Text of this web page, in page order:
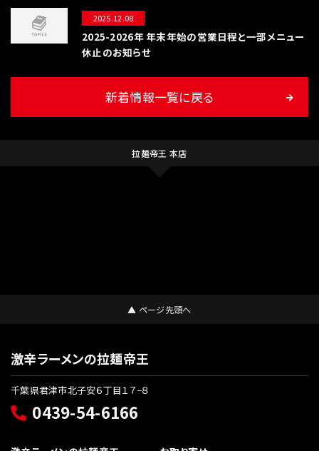
2025.12.08
2025-2026年 年末年始の営業日程と一部メニュー
休止のお知らせ
新着情報一覧に戻る
拉麺帝王 本店
▲ ページ先頭へ
激辛ラーメンの拉麺帝王
千葉県君津市北子安６丁目１７−８
0439-54-6166